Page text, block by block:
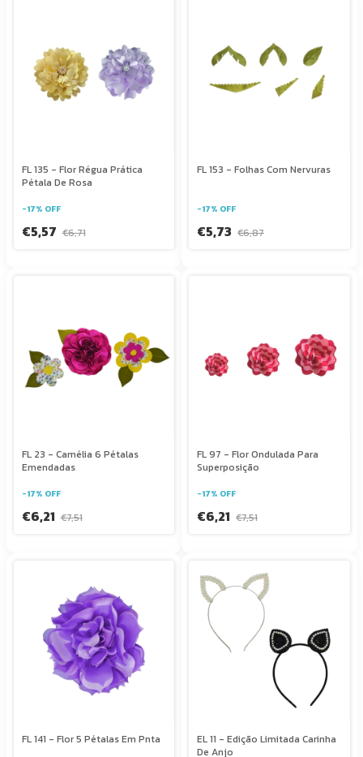
FL 135 - Flor Régua Prática
Pétala De Rosa
-17% OFF
€5,57 €6,71
FL 153 - Folhas Com Nervuras
-17% OFF
€5,73 €6,87
FL 23 - Camélia 6 Pétalas
Emendadas
-17% OFF
€6,21 €7,51
FL 97 - Flor Ondulada Para
Superposição
-17% OFF
€6,21 €7,51
FL 141 - Flor 5 Pétalas Em Pnta
EL 11 - Edição Limitada Carinha
De Anjo